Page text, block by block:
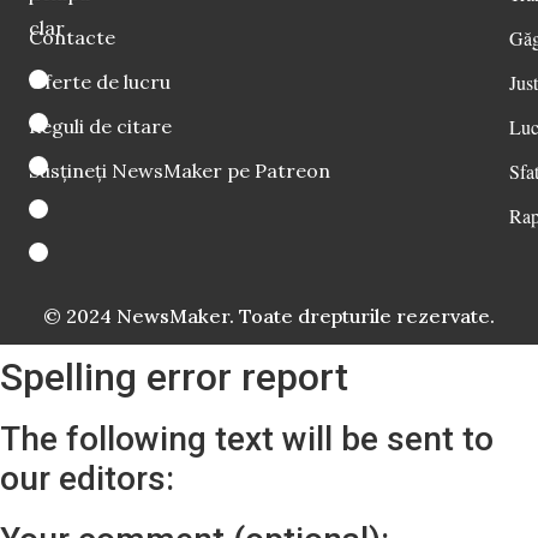
clar
Contacte
Oferte de lucru
Reguli de citare
Susțineți NewsMaker pe Patreon
© 2024 NewsMaker. Toate drepturile rezervate.
Spelling error report
The following text will be sent to
our editors: